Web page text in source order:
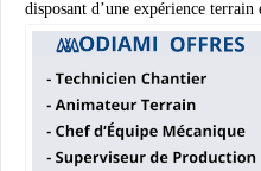
disposant d’une expérience terrain